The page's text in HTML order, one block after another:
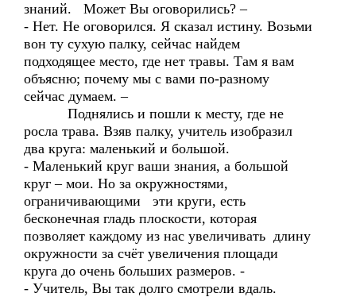
знаний. Может Вы оговорились? –
- Нет. Не оговорился. Я сказал истину. Возьми
вон ту сухую палку, сейчас найдем
подходящее место, где нет травы. Там я вам
объясню; почему мы с вами по-разному
сейчас думаем. –
Поднялись и пошли к месту, где не
росла трава. Взяв палку, учитель изобразил
два круга: маленький и большой.
- Маленький круг ваши знания, а большой
круг – мои. Но за окружностями,
ограничивающими эти круги, есть
бесконечная гладь плоскости, которая
позволяет каждому из нас увеличивать длину
окружности за счёт увеличения площади
круга до очень больших размеров. -
- Учитель, Вы так долго смотрели вдаль.